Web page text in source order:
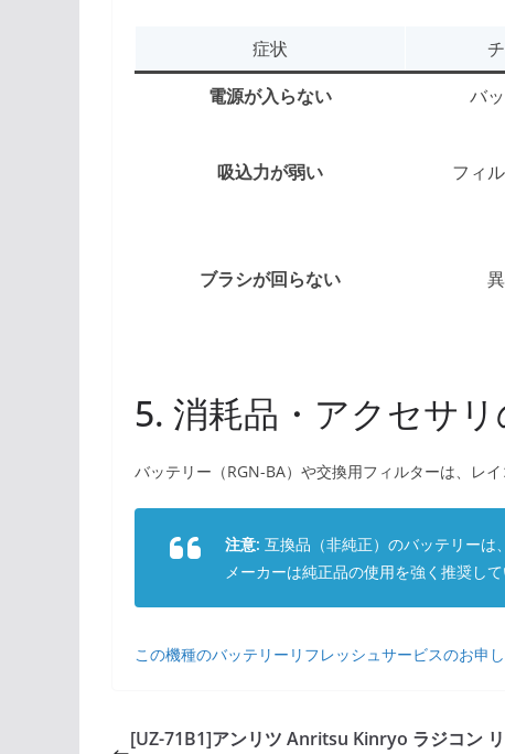
症状
電源が入らない
バ
吸込力が弱い
フィ
ブラシが回らない
5. 消耗品・アクセサ
バッテリー（RGN-BA）や交換用フィルターは、レ
注意: 互換品（非純正）のバッテリーは
メーカーは純正品の使用を強く推奨して
この機種のバッテリーリフレッシュサービスのお申
[UZ-71B1]アンリツ Anritsu Kinryo ラジコン